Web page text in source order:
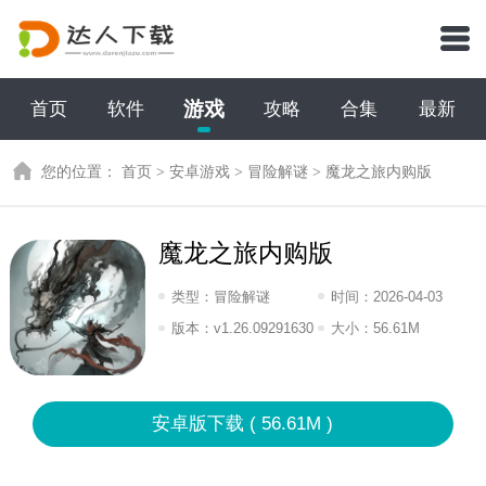
首页 软件 游戏 攻略 合集 最新
您的位置：首页 >安卓游戏 > 冒险解谜 > 魔龙之旅内购版
魔龙之旅内购版
类型： 冒险解谜 时间： 2026-04-03
07:2026
版本：v1.26.09291630 大小： 56.61M
安卓版下载 ( 56.61M )